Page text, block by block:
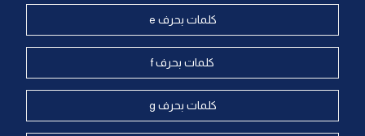
كلمات بحرف e
كلمات بحرف f
كلمات بحرف g